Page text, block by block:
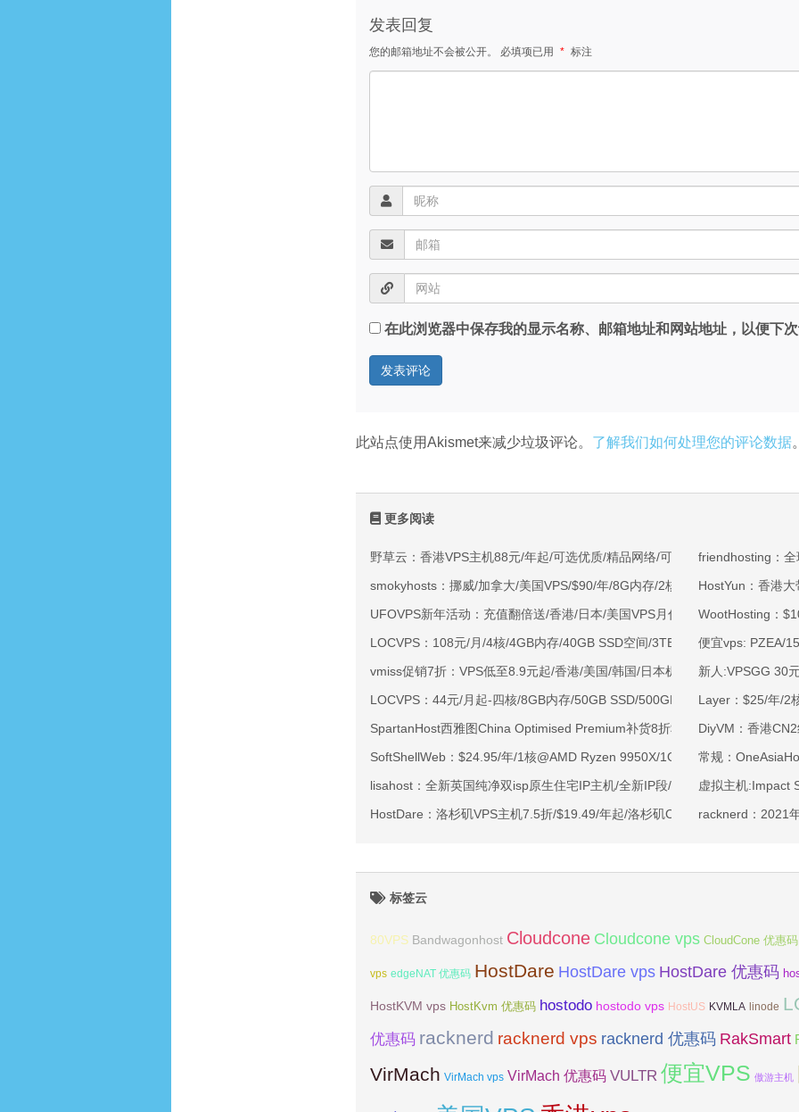
发表回复
您的邮箱地址不会被公开。 必填项已用 * 标注
在此浏览器中保存我的显示名称、邮箱地址和网站地址，以便下
此站点使用Akismet来减少垃圾评论。 了解我们如何处理您的评论数据
更多阅读
野草云：香港VPS主机88元/年起/可选优质/精品网络/可选100M不限流量/免
smokyhosts：挪威/加拿大/美国VPS/$90/年/8G内存/2核/80gNVMe/4T流量
UFOVPS新年活动：充值翻倍送/香港/日本/美国VPS月付9.5折年付8折起/新
LOCVPS：108元/月/4核/4GB内存/40GB SSD空间/3TB流量/750Mbps-
vmiss促销7折：VPS低至8.9元起/香港/美国/韩国/日本机房/可选CN2 GIA/
LOCVPS：44元/月起-四核/8GB内存/50GB SSD/500GB@40Mbps/香港标准
SpartanHost西雅图China Optimised Premium补货8折$19.2/月起-四核AMD
SoftShellWeb：$24.95/年/1核@AMD Ryzen 9950X/1GB内存/20GB NVMe
lisahost：全新英国纯净双isp原生住宅IP主机/全新IP段/全新宿主机/9折月付61
HostDare：洛杉矶VPS主机7.5折/$19.49/年起/洛杉矶CN2 GIA/日本/保加利
friendhosting：
HostYun：香港
WootHosting：
便宜vps: PZEA/
新人:VPSGG 30
Layer：$25/年/2
DiyVM：香港
常规：
虚拟主机:Impact
racknerd：2021
标签云
80VPS Bandwagonhost Cloudcone Cloudcone vps CloudCone 优惠码
vps edgeNAT 优惠码 HostDare HostDare vps HostDare 优惠码
HostKVM vps HostKvm 优惠码 hostodo hostodo vps HostUS KVMLA linode
优惠码 racknerd racknerd vps racknerd 优惠码 RakSmart
VirMach VirMach vps VirMach 优惠码 VULTR 便宜VPS 傲游主机